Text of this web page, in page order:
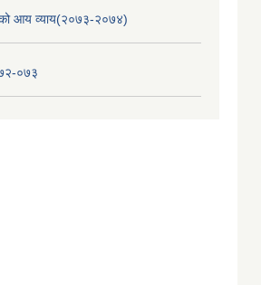
आय व्याय(२०७३-२०७४)
०७३